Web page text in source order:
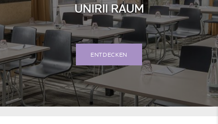
UNIRII RAUM
ENTDECKEN